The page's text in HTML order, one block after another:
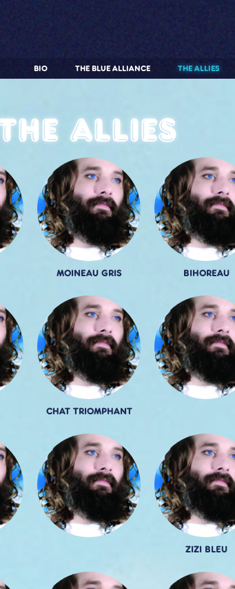
THE ALLIES
THE BLUE ALLIANCE
BIO
allies
MOINEAU GRIS BIHOREAU
CHAT TRIOMPHANT
ZIZI BLEU